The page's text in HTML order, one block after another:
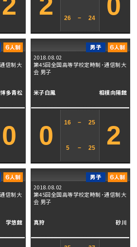
26 − 24
信制大
博多青松
0
2018.08.02
第45回全国高等学校定時制･通信制大
会 男子
米子白鳳 相模向陽館
0 16 − 25
5 − 25 2
信制大
学悠館
2018.08.02
第45回全国高等学校定時制･通信制大
会 男子
真狩 砂川